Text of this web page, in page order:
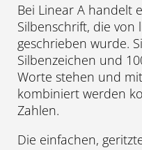
Bei Linear A handelt
Silbenschrift, die von
geschrieben wurde.
Silbenzeichen und
Worte stehen und
kombiniert werden
Zahlen.
Die einfachen,